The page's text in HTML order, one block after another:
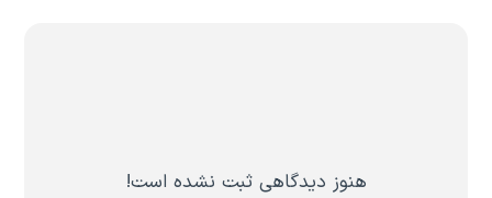
هنوز دیدگاهی ثبت نشده است!